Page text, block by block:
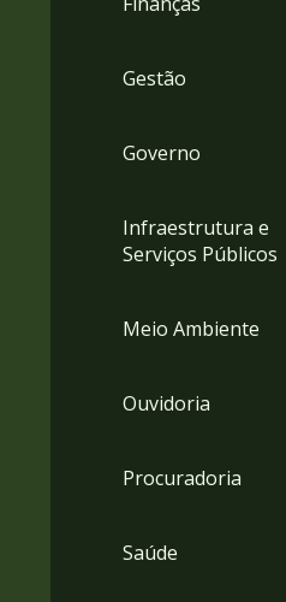
Gestão
Governo
Infraestrutura e
Serviços Públicos
Meio Ambiente
Ouvidoria
Procuradoria
Saúde